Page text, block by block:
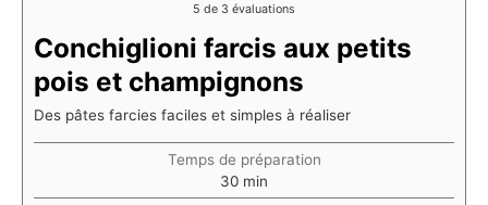
5 de 3 évaluations
Conchiglioni farcis aux petits
pois et champignons
Des pâtes farcies faciles et simples à réaliser
Temps de préparation
30minutes
min